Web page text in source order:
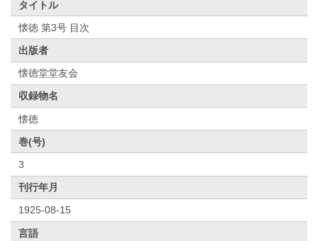
タイトル
懐徳 第3号 目次
出版者
懐徳堂堂友会
収録物名
懐徳
巻(号)
3
刊行年月
1925-08-15
言語